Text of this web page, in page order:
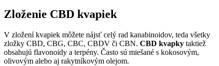
Zloženie CBD kvapiek
V zložení kvapiek môžete nájsť celý rad kanabinoidov, teda všetky
zložky CBD, CBG, CBC, CBDV či CBN. CBD kvapky taktiež
obsahujú flavonoidy a terpény. Často sú miešané s kokosovým,
olivovým alebo aj rakytníkovým olejom.